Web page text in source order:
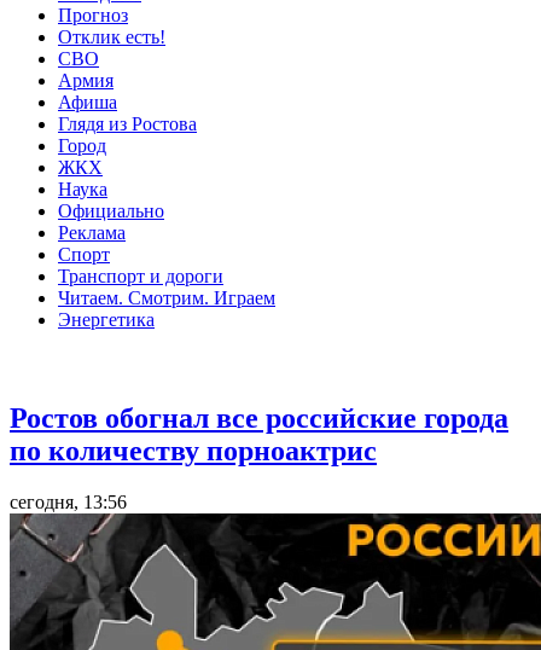
Прогноз
Отклик есть!
СВО
Армия
Афиша
Глядя из Ростова
Город
ЖКХ
Наука
Официально
Реклама
Спорт
Транспорт и дороги
Читаем. Смотрим. Играем
Энергетика
Ростов обогнал все российские города
по количеству порноактрис
сегодня, 13:56